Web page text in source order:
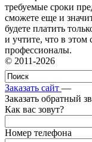
требуемые сроки
сможете еще и
будете платить
и учтите, что в этом
профессионалы.
© 2011-2026
Заказать сайт —
Заказать обратный
Как вас зовут?
Номер телефона